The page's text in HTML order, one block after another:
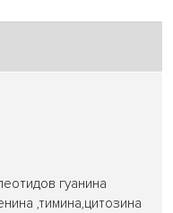
гуанина
,тимина,цитозина